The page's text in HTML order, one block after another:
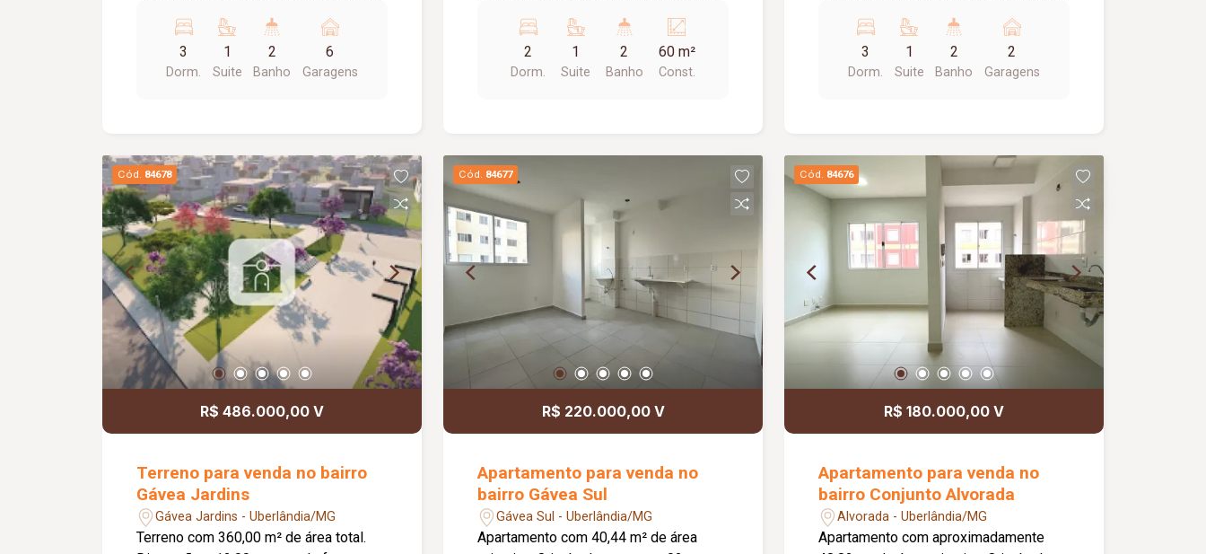
de hidromassagem e 01 com sauna;
Sala de TV; Lavabo; Cozinha americana
com móveis planejados; Despensa
recém-reformado; Piso em porcelanato
com rodapés embutidos; Estrutura
metálica em alumínio; Persianas com
cortinas elétricas em todos os quartos;
Portão basculante em alumínio com
4,00 metros; Piscina de 2,50 x 6,00
metros; Pergolado em aroeira e ipê;
Aquecimento solar em todas as
torneiras e chuveiros; Projeto moderno
com ambientes amplos, integrados e
excelente padrão de acabamento.
3
Dorm.
1
Suite
2
Banho
6
Garagens
Cozinha com armário sob a pia. Área de
serviço. 01 banheiro social com armário
sob a pia. Prédio com elevador e 01
2
Dorm.
1
Suite
2
Banho
60 m²
Const.
Parte superior com 03 quartos, 01
quarto com 01 guarda roupa, 01 suite,
sacada, 02 salas, cozinha com armário
aluguel.
3
Dorm.
1
Suite
2
Banho
2
Garagens
Cód. 84678
R$ 486.000,00 V
Terreno para venda no bairro
Gávea Jardins
Gávea Jardins - Uberlândia/MG
Terreno com 360,00 m² de área total.
Cód. 84677
R$ 220.000,00 V
Apartamento para venda no
bairro Gávea Sul
Gávea Sul - Uberlândia/MG
Apartamento com 40,44 m² de área
Cód. 84676
R$ 180.000,00 V
Apartamento para venda no
bairro Conjunto Alvorada
Alvorada - Uberlândia/MG
Apartamento com aproximadamente